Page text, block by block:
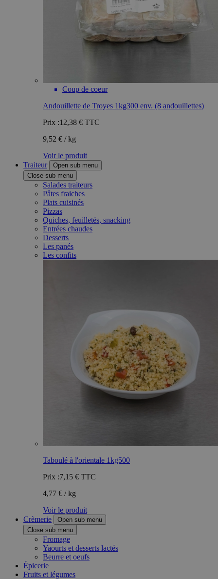
Coup de coeur
Andouillette de Troyes 1kg300 env. (8 andouillettes)
Prix :12,38 € TTC
9,52 € / kg
Voir le produit
Traiteur
Open sub menu
Close sub menu
Salades traiteurs
Pâtes fraiches
Plats cuisinés
Pizzas
Quiches, feuilletés, snacking
Entrées chaudes
Desserts
Les panés
Les confits
Taboulé à l'orientale 1kg500
Prix :7,15 € TTC
4,77 € / kg
Voir le produit
Crèmerie
Open sub menu
Close sub menu
Fromage
Yaourts et desserts lactés
Beurre et oeufs
Épicerie
Fruits et légumes